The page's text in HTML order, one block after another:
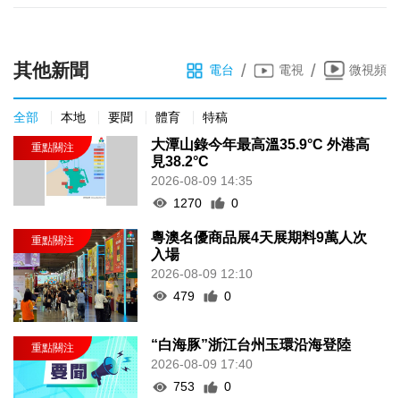
其他新聞 電台 / 電視 / 微視頻
全部 本地 要聞 體育 特稿
大潭山錄今年最高溫35.9°C 外港高
見38.2°C
2026-08-09 14:35
1270
0
粵澳名優商品展4天展期料9萬人次
入場
2026-08-09 12:10
479
0
“白海豚”浙江台州玉環沿海登陸
2026-08-09 17:40
753
0